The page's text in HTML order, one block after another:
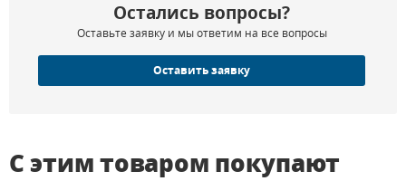
Остались вопросы?
Оставьте заявку и мы ответим на все вопросы
Оставить заявку
С этим товаром покупают